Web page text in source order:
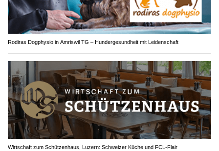
Rodiras Dogphysio in Amriswil TG – Hundergesundheit mit Leidenschaft
Wirtschaft zum Schützenhaus, Luzern: Schweizer Küche und FCL-Flair